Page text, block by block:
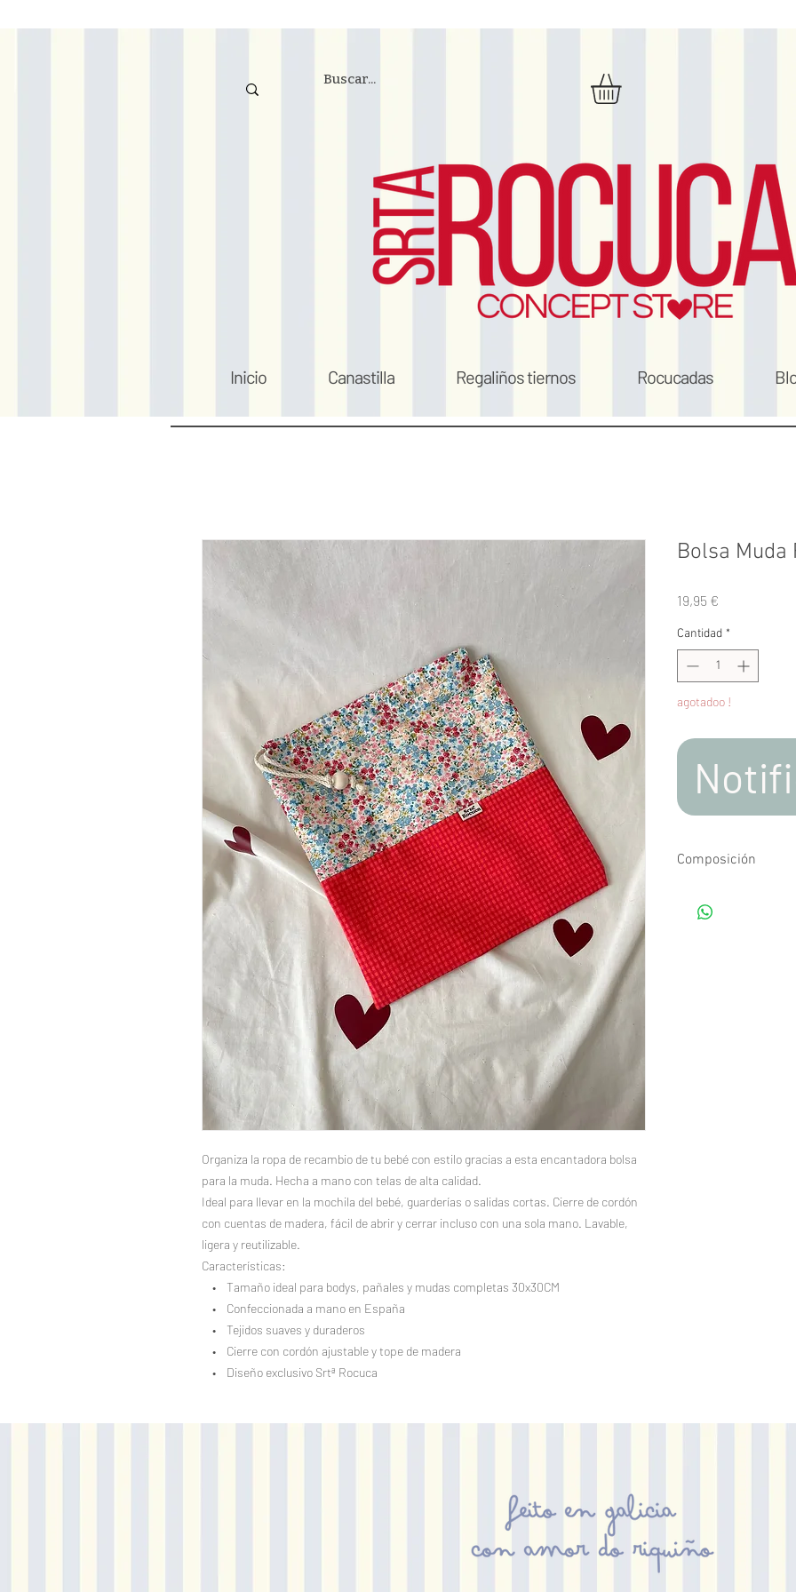
Inicio Canastilla Regaliños tiernos Rocucadas
Organiza la ropa de recambio de tu bebé con estilo gracias a esta encantadora bolsa
para la muda. Hecha a mano con telas de alta calidad.
Ideal para llevar en la mochila del bebé, guarderías o salidas cortas. Cierre de cordón
con cuentas de madera, fácil de abrir y cerrar incluso con una sola mano. Lavable,
ligera y reutilizable.
Características:
• Tamaño ideal para bodys, pañales y mudas completas 30x30CM
• Confeccionada a mano en España
• Tejidos suaves y duraderos
• Cierre con cordón ajustable y tope de madera
• Diseño exclusivo Srtª Rocuca
Bolsa Muda
19,95 €
Cantidad *
agotadoo !
Composición